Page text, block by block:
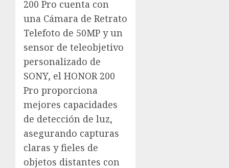
200 Pro cuenta con
una Cámara de Retrato
Telefoto de 50MP y un
sensor de teleobjetivo
personalizado de
SONY, el HONOR 200
Pro proporciona
mejores capacidades
de detección de luz,
asegurando capturas
claras y fieles de
objetos distantes con